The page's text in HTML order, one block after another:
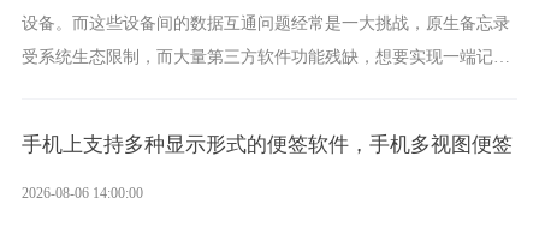
设备。而这些设备间的数据互通问题经常是一大挑战，原生备忘录
受系统生态限制，而大量第三方软件功能残缺，想要实现一端记
手机上支持多种显示形式的便签软件，手机多视图便签
2026-08-06 14:00:00